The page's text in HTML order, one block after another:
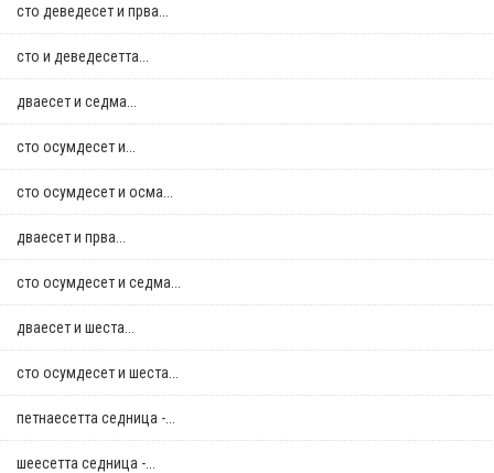
сто деведесет и прва...
сто и деведесетта...
дваесет и седма...
сто осумдесет и...
сто осумдесет и осма...
дваесет и прва...
сто осумдесет и седма...
дваесет и шеста...
сто осумдесет и шеста...
петнаесетта седница -...
шеесетта седница -...